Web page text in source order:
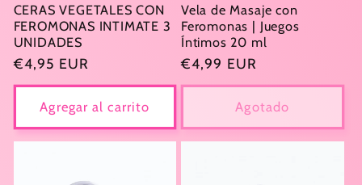
CERAS VEGETALES CON
FEROMONAS INTIMATE 3
UNIDADES
Precio
habitual
€4,95 EUR
Agregar al carrito
Vela de Masaje con
Feromonas | Juegos
Íntimos 20 ml
Precio
habitual
€4,99 EUR
Agotado